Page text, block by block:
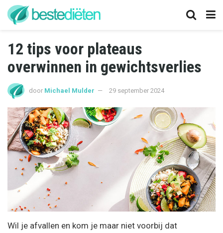
12 tips voor plateaus
overwinnen in gewichtsverlies
door Michael Mulder 29 september 2024
Wil je afvallen en kom je maar niet voorbij dat